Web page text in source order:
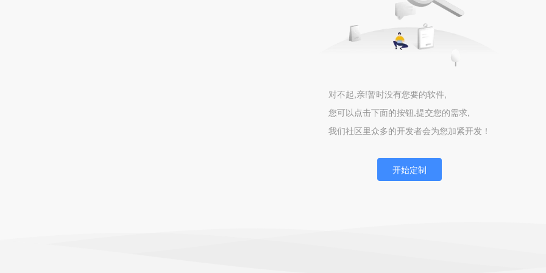
对不起,亲!暂时没有您要的软件,
您可以点击下面的按钮,提交您的需求,
我们社区里众多的开发者会为您加紧开发！
开始定制